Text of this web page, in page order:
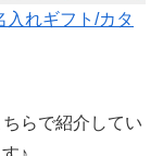
入れギフト/カタ
らで紹介してい